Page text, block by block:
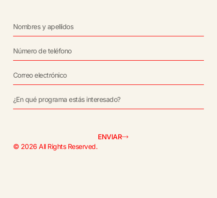
ENVIAR
© 2026 All Rights Reserved.